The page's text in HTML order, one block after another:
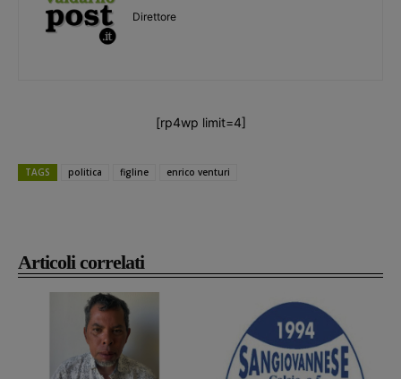
Articoli correlati
Direttore
[rp4wp limit=4]
TAGS politica figline enrico venturi